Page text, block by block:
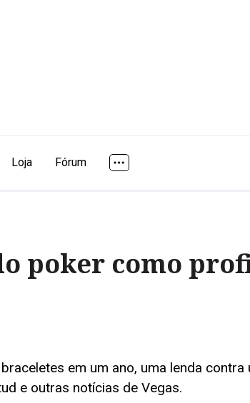
Loja Fórum
poker como
em um ano, uma lenda
e outras notícias de Vegas.